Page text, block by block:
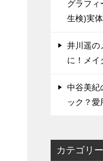
グラフィ
生検)実
井川遥の
に！メイ
中谷美紀
ック？愛
カテゴリー